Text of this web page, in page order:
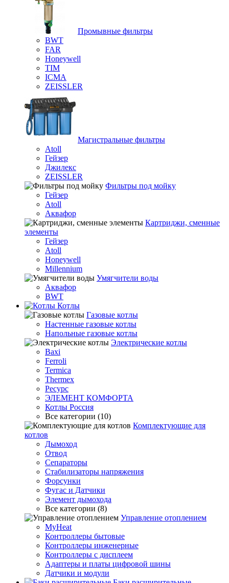
Промывные фильтры
BWT
FAR
Honeywell
TIM
ICMA
ZEISSLER
Магистральные фильтры
Atoll
Гейзер
Джилекс
ZEISSLER
Фильтры под мойку
Гейзер
Atoll
Аквафор
Картриджи, сменные
элементы
Гейзер
Atoll
Honeywell
Millennium
Умягчители воды
Аквафор
BWT
Котлы
Гaзовые котлы
Настенные газовые котлы
Напольные газовые котлы
Электрические котлы
Baxi
Ferroli
Termica
Thermex
Ресурс
ЭЛЕМЕНТ КОМФОРТА
Котлы Россия
Все категории (10)
Комплектующие для
котлов
Дымоход
Отвод
Сепараторы
Стабилизаторы напряжения
Форсунки
Фугас и Датчики
Элемент дымохода
Все категории (8)
Управление отоплением
MyHeat
Контроллеры бытовые
Контроллеры инженерные
Контроллеры с дисплеем
Адаптеры и платы цифровой шины
Датчики и модули